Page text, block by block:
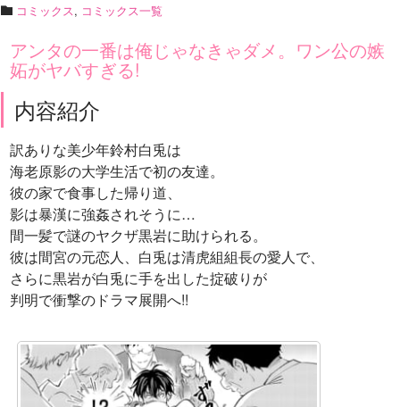
コミックス, コミックス一覧
アンタの一番は俺じゃなきゃダメ。ワン公の嫉
妬がヤバすぎる!
内容紹介
訳ありな美少年鈴村白兎は
海老原影の大学生活で初の友達。
彼の家で食事した帰り道、
影は暴漢に強姦されそうに…
間一髪で謎のヤクザ黒岩に助けられる。
彼は間宮の元恋人、白兎は清虎組組長の愛人で、
さらに黒岩が白兎に手を出した掟破りが
判明で衝撃のドラマ展開へ!!